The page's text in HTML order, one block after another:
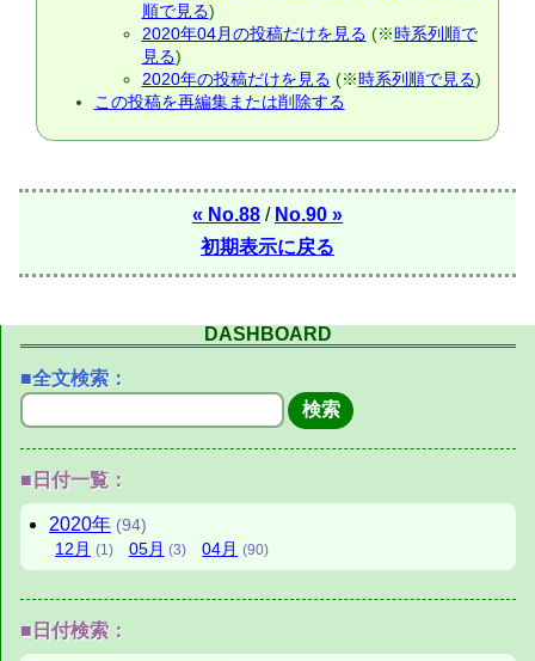
順で見る)
2020年04月の投稿だけを見る (※時系列順で
見る)
2020年の投稿だけを見る (※時系列順で見る)
この投稿を再編集または削除する
« No.88 / No.90 »
初期表示に戻る
DASHBOARD
■全文検索：
■日付一覧：
2020年 (94)
12月 (1) 05月 (3) 04月 (90)
■日付検索：